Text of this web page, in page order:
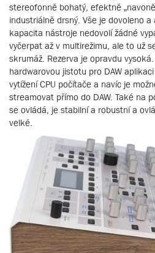
stereofonně bohatý, efektně
industriálně drsný. Vše je dovoleno
kapacita nástroje nedovolí žádné
vyčerpat až v multirežimu, ale to už
skrumáž. Rezerva je opravdu
hardwarovou jistotu pro DAW
vytížení CPU počítače a navíc je
streamovat přímo do DAW. Také na
se ovládá, je stabilní a robustní a
velké.